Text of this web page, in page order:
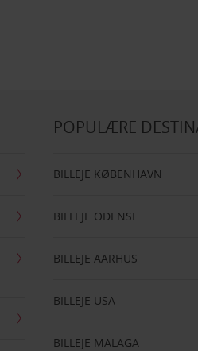
POPULÆRE
BILLEJE KØBENHAVN
BILLEJE ODENSE
BILLEJE AARHUS
BILLEJE USA
BILLEJE MALAGA